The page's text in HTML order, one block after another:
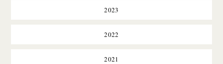
2023
2022
2021